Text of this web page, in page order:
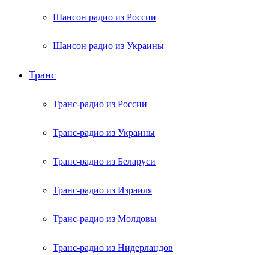
Шансон радио из России
Шансон радио из Украины
Транс
Транс-радио из России
Транс-радио из Украины
Транс-радио из Беларуси
Транс-радио из Израиля
Транс-радио из Молдовы
Транс-радио из Нидерландов